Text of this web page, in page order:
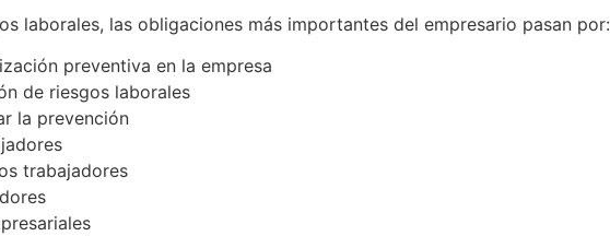
laborales, las obligaciones más importantes del empresario pasan por:
preventiva en la empresa
de riesgos laborales
la prevención
trabajadores